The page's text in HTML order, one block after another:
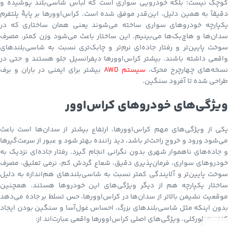
کوچک نیست؛ بلکه خودرویی سواری است که لباس شاسی‌بلند پوشیده و
دقیقاً به همین دلیل، این‌قدر موفق شده است. کراس‌اوورها بر پایهٔ پلتفرم
یکپارچه خودروهای سواری ساخته می‌شوند یعنی همان ساختاری که در
سدان‌ها و هاچ‌بک‌ها می‌بینیم. این ساختار باعث می‌شود وزن کمتر، مصرف
سوخت پایین‌تر و رفتار جاده‌ای نرم‌تر و چابک‌تری نسبت به شاسی‌بلندهای
واقعی داشته باشند. بیشتر کراس‌اوورها دیفرانسیل جلو هستند و حتی در
نسخه‌های چهارچرخ محرک، سیستم AWD
بیشتر برای ایمنی در باران و برف
طراحی شده تا آفرود سنگین.
ویژگی‌های خودروهای کراس‌اوور
یکی از ویژگی‌های مهم کراس‌اوورها، ارتفاع بیشتر از سدان‌ها است باعث
می‌شود ورود و خروج راحت‌تر باشد، دید راننده بهتر شود و عبور از سرعت‌گیرها
و جاده‌های ناهموار شهری بدون نگرانی انجام گیرد. رفتار جاده‌ای نزدیک به
خودروهای سواری، فرمان‌پذیری دقیق، شعاع گردش کم، نرمی تعلیق، مصرف
سوخت پایین‌تر و آلایندگی کمتر نسبت به شاسی‌بلندهای هم‌اندازه به دلیل
ساختار یکپارچه هم از دیگر ویژگی‌های این خودروها هستند. همچنین
موقعیت نشیمن بالاتر از سدان‌ها در کراس‌اوورها، حس تسلط بر جاده می‌دهد
بدون اینکه مثل شاسی‌بلندهای بزرگ، احساس غول‌آسا و سنگین بودن ایجاد
کند. به‌طورکلی، ویژگی‌های اصلی کراس‌اوورها واقعی عبارت‌اند از: